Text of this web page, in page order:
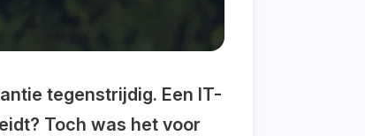
tegenstrijdig. Een IT-
Toch was het voor